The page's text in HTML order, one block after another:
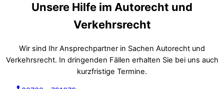
Unsere Hilfe im Autorecht und
Verkehrsrecht
Wir sind Ihr Ansprechpartner in Sachen Autorecht und
Verkehrsrecht. In dringenden Fällen erhalten Sie bei uns auch
kurzfristige Termine.